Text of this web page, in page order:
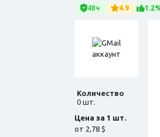
48ч 4.9
Количество
0 шт.
Цена за 1 шт.
от 2,78 $